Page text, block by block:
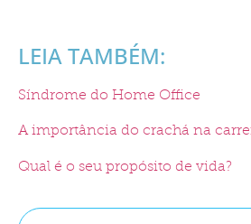
LEIA TAMBÉM:
Síndrome do Home Office
A importância do crachá na
Qual é o seu propósito de vida?